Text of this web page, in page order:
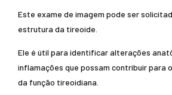
Este exame de imagem pode ser
estrutura da tireoide.
Ele é útil para identificar alterações
inflamações que possam contribuir para
da função tireoidiana.